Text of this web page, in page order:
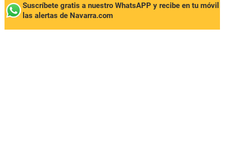
Suscríbete gratis a nuestro WhatsAPP y recibe en tu móvil
las alertas de Navarra.com